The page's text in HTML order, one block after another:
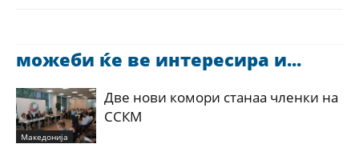
можеби ќе ве интересира и...
Македонија
Две нови комори станаа членки на
ССКМ